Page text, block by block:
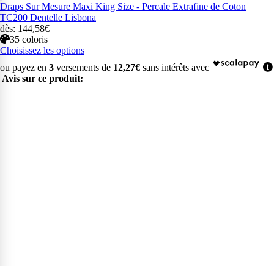
Draps Sur Mesure Maxi King Size - Percale Extrafine de Coton
TC200 Dentelle Lisbona
dès: 144,58€
35 coloris
Choisissez les options
ou payez en 3 versements de 12,27€ sans intérêts avec
Avis sur ce produit: